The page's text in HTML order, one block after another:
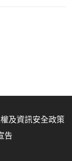
權及資訊安全政策
告